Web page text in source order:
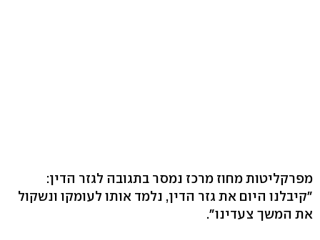
מפרקליטות מחוז מרכז נמסר בתגובה לגזר הדין:
"קיבלנו היום את גזר הדין, נלמד אותו לעומקו ונשקול
את המשך צעדינו".